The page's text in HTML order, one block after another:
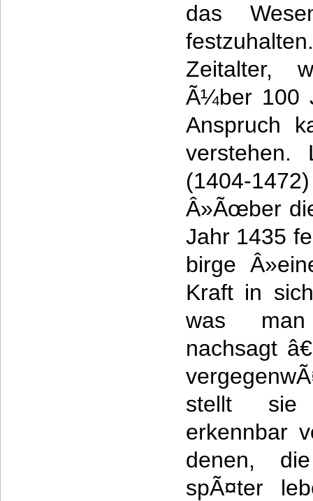
das
Zeitalter,
Ã¼ber 100
Anspruch
verstehen.
(1404-
Â»Ãœber
Jahr 1435
birge
Kraft in
was
nachsagt
stellt sie
erkennbar
denen,
spÃ¤ter